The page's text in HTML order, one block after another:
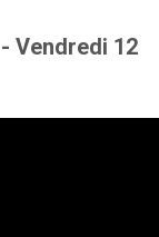
Vendredi 12